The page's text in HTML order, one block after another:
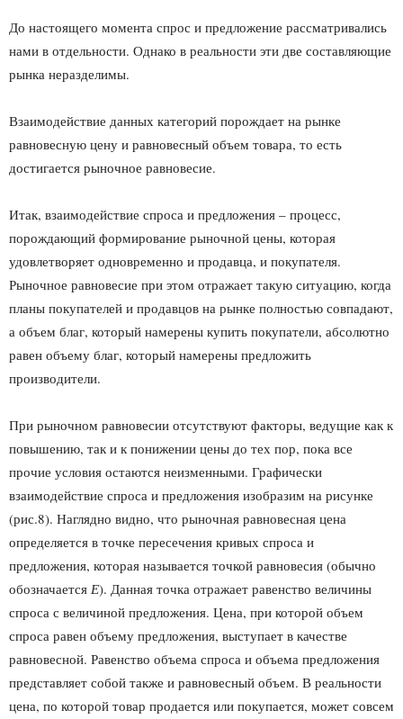
До настоящего момента спрос и предложение рассматривались
нами в отдельности. Однако в реальности эти две составляющие
рынка неразделимы.
Взаимодействие данных категорий порождает на рынке
равновесную цену и равновесный объем товара, то есть
достигается рыночное равновесие.
Итак, взаимодействие спроса и предложения – процесс,
порождающий формирование рыночной цены, которая
удовлетворяет одновременно и продавца, и покупателя.
Рыночное равновесие при этом отражает такую ситуацию, когда
планы покупателей и продавцов на рынке полностью совпадают,
а объем благ, который намерены купить покупатели, абсолютно
равен объему благ, который намерены предложить
производители.
При рыночном равновесии отсутствуют факторы, ведущие как к
повышению, так и к понижении цены до тех пор, пока все
прочие условия остаются неизменными. Графически
взаимодействие спроса и предложения изобразим на рисунке
(рис.8). Наглядно видно, что рыночная равновесная цена
определяется в точке пересечения кривых спроса и
предложения, которая называется точкой равновесия (обычно
обозначается Е). Данная точка отражает равенство величины
спроса с величиной предложения. Цена, при которой объем
спроса равен объему предложения, выступает в качестве
равновесной. Равенство объема спроса и объема предложения
представляет собой также и равновесный объем. В реальности
цена, по которой товар продается или покупается, может совсем